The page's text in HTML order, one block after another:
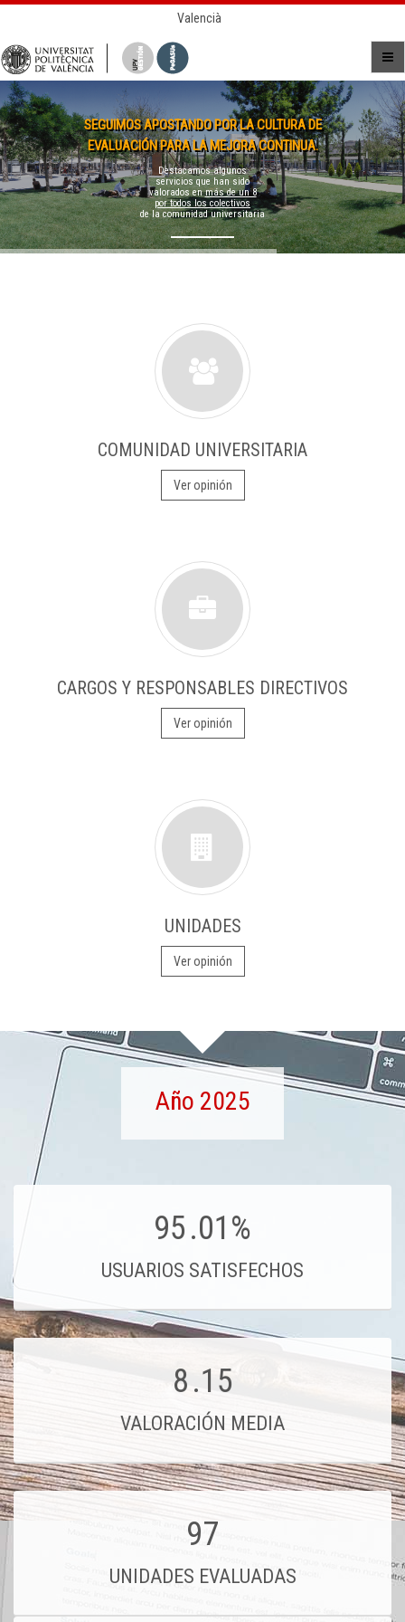
Valencià
SEGUIMOS APOSTANDO POR LA CULTURA DE
EVALUACIÓN PARA LA MEJORA CONTINUA.
Destacamos algunos
servicios que han sido
valorados enmás de un 8
por todos los colectivos
de la comunidad universitaria
COMUNIDAD UNIVERSITARIA
Ver opinión
CARGOS Y RESPONSABLES DIRECTIVOS
Ver opinión
UNIDADES
Ver opinión
Año 2025
95.01%
USUARIOS SATISFECHOS
8.15
VALORACIÓN MEDIA
97
UNIDADES EVALUADAS